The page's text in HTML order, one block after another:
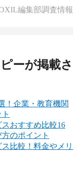
編集部調査情報
ーが掲載さ
！企業・教育機関
おすすめ比較16
のポイント
比較！料金やメリ